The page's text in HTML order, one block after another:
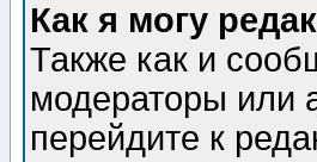
Как я могу
Также как и
модераторы или
перейдите к